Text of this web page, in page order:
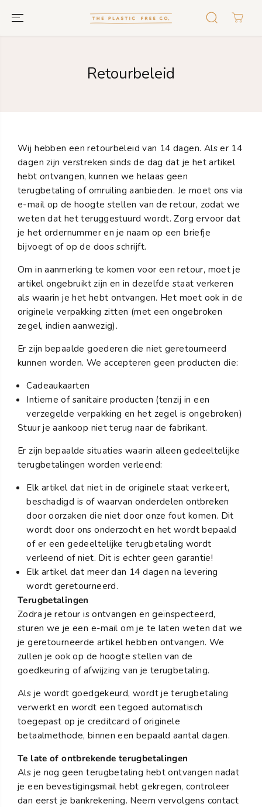
Retourbeleid
Wij hebben een retourbeleid van 14 dagen. Als er 14
dagen zijn verstreken sinds de dag dat je het artikel
hebt ontvangen, kunnen we helaas geen
terugbetaling of omruiling aanbieden. Je moet ons via
e-mail op de hoogte stellen van de retour, zodat we
weten dat het teruggestuurd wordt. Zorg ervoor dat
je het ordernummer en je naam op een briefje
bijvoegt of op de doos schrijft.
Om in aanmerking te komen voor een retour, moet je
artikel ongebruikt zijn en in dezelfde staat verkeren
als waarin je het hebt ontvangen. Het moet ook in de
originele verpakking zitten (met een ongebroken
zegel, indien aanwezig).
Er zijn bepaalde goederen die niet geretourneerd
kunnen worden. We accepteren geen producten die:
Cadeaukaarten
Intieme of sanitaire producten (tenzij in een
verzegelde verpakking en het zegel is ongebroken)
Stuur je aankoop niet terug naar de fabrikant.
Er zijn bepaalde situaties waarin alleen gedeeltelijke
terugbetalingen worden verleend:
Elk artikel dat niet in de originele staat verkeert,
beschadigd is of waarvan onderdelen ontbreken
door oorzaken die niet door onze fout komen. Dit
wordt door ons onderzocht en het wordt bepaald
of er een gedeeltelijke terugbetaling wordt
verleend of niet. Dit is echter geen garantie!
Elk artikel dat meer dan 14 dagen na levering
wordt geretourneerd.
Terugbetalingen
Zodra je retour is ontvangen en geïnspecteerd,
sturen we je een e-mail om je te laten weten dat we
je geretourneerde artikel hebben ontvangen. We
zullen je ook op de hoogte stellen van de
goedkeuring of afwijzing van je terugbetaling.
Als je wordt goedgekeurd, wordt je terugbetaling
verwerkt en wordt een tegoed automatisch
toegepast op je creditcard of originele
betaalmethode, binnen een bepaald aantal dagen.
Te late of ontbrekende terugbetalingen
Als je nog geen terugbetaling hebt ontvangen nadat
je een bevestigingsmail hebt gekregen, controleer
dan eerst je bankrekening. Neem vervolgens contact